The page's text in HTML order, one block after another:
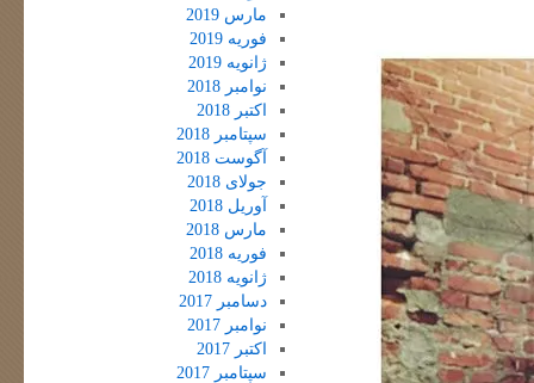
مارس 2019
فوریه 2019
ژانویه 2019
نوامبر 2018
اکتبر 2018
سپتامبر 2018
آگوست 2018
جولای 2018
آوریل 2018
مارس 2018
فوریه 2018
ژانویه 2018
دسامبر 2017
نوامبر 2017
اکتبر 2017
سپتامبر 2017